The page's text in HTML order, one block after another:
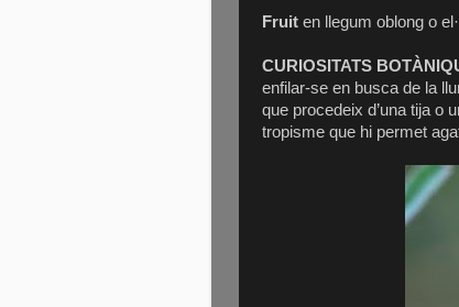
Fruit en llegum oblong o
CURIOSITATS
enfilar-se en busca de la
que procedeix d’una tija o
tropisme que hi permet